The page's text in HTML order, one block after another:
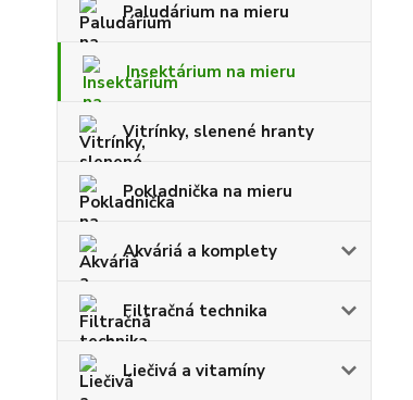
Paludárium na mieru
Insektárium na mieru
Vitrínky, slenené hranty
Pokladnička na mieru
Akváriá a komplety
Filtračná technika
Liečivá a vitamíny